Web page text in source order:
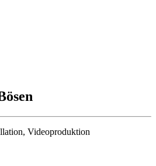
Videoproduktion